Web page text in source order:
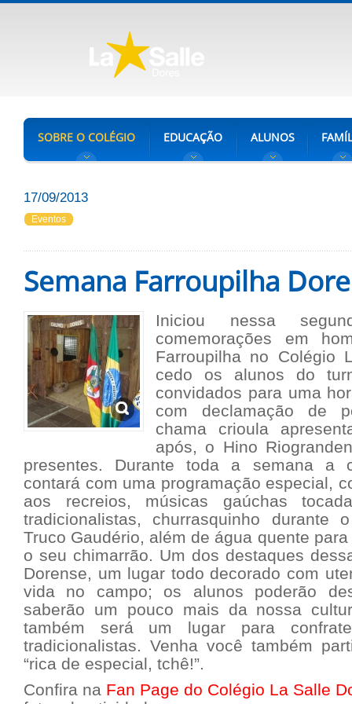
SOBRE O COLÉGIO EDUCAÇÃO ALUNOS
17/09/2013
Eventos
Semana Farroupilha
Iniciou nessa
comemorações em
Farroupilha no Colégio
cedo os alunos do
convidados para uma
com declamação de
chama crioula
após, o Hino
presentes. Durante toda a semana a
contará com uma programação especial,
aos recreios, músicas gaúchas
tradicionalistas, churrasquinho
Truco Gaudério, além de água quente
o seu chimarrão. Um dos destaques
Dorense, um lugar todo decorado com
vida no campo; os alunos poderão
saberão um pouco mais da nossa
também será um lugar para
tradicionalistas. Venha você também
“rica de especial, tchê!”.
Confira na Fan Page do Colégio La Salle